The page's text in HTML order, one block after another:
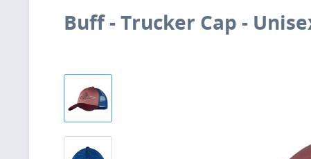
Buff - Trucker Cap -